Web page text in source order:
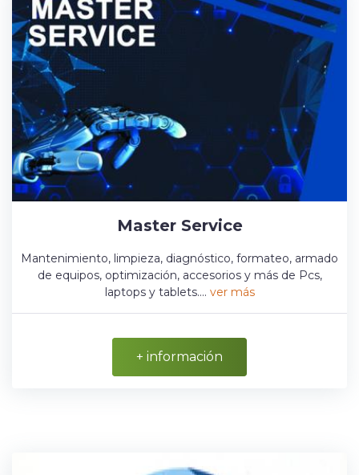
Master Service
Mantenimiento, limpieza, diagnóstico, formateo, armado
de equipos, optimización, accesorios y más de Pcs,
laptops y tablets.... ver más
+ información